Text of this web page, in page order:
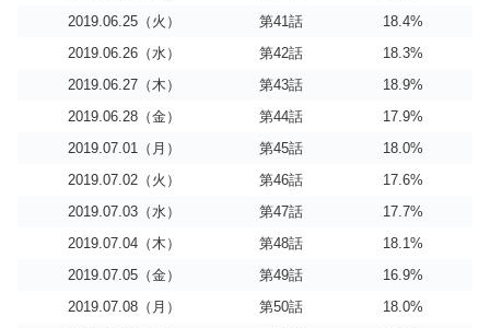
2019.06.25（火）
第41話
18.4%
2019.06.26（水）
第42話
18.3%
2019.06.27（木）
第43話
18.9%
2019.06.28（金）
第44話
17.9%
2019.07.01（月）
第45話
18.0%
2019.07.02（火）
第46話
17.6%
2019.07.03（水）
第47話
17.7%
2019.07.04（木）
第48話
18.1%
2019.07.05（金）
第49話
16.9%
2019.07.08（月）
第50話
18.0%